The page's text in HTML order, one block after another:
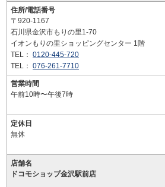
住所/電話番号
〒920-1167
石川県金沢市もりの里1-70
イオンもりの里ショッピングセンター 1階
TEL： 0120-445-720
TEL： 076-261-7710
営業時間
午前10時〜午後7時
定休日
無休
店舗名
ドコモショップ金沢駅前店